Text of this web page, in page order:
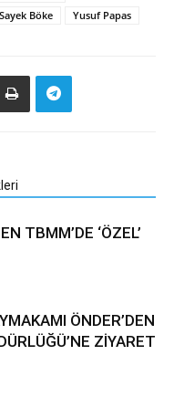
Böke Yusuf Papas
TBMM’DE ‘ÖZEL’
ÖNDER’DEN
ZİYARET